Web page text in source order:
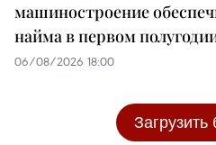
машиностроение
найма в первом
06/08/2026 18:00